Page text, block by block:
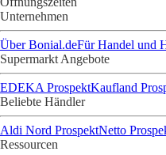
Unternehmen
Über Bonial.deFür Handel und
Supermarkt Angebote
EDEKA ProspektKaufland
Beliebte Händler
Aldi Nord ProspektNetto
Ressourcen